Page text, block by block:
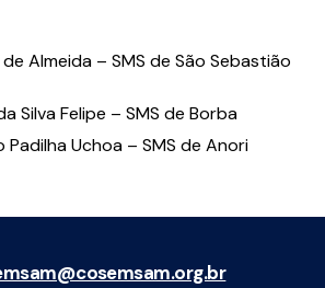
Almeida – SMS de São Sebastião
Silva Felipe – SMS de Borba
Padilha Uchoa – SMS de Anori